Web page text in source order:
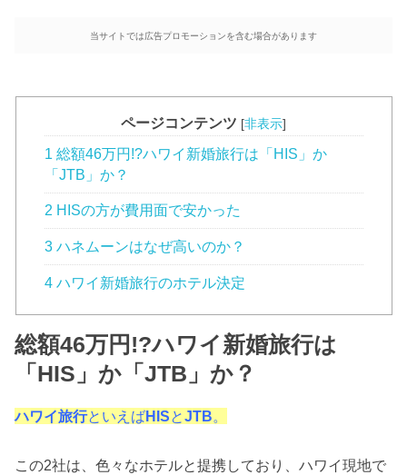
当サイトでは広告プロモーションを含む場合があります
ページコンテンツ [非表示]
1 総額46万円!?ハワイ新婚旅行は「HIS」か
「JTB」か？
2 HISの方が費用面で安かった
3 ハネムーンはなぜ高いのか？
4 ハワイ新婚旅行のホテル決定
総額46万円!?ハワイ新婚旅行は
「HIS」か「JTB」か？
ハワイ旅行といえばHISとJTB。
この2社は、色々なホテルと提携しており、ハワイ現地で